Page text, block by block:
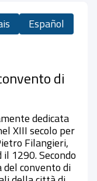
Español
di
dedicata
XIII secolo per
Filangieri,
1290. Secondo
convento di